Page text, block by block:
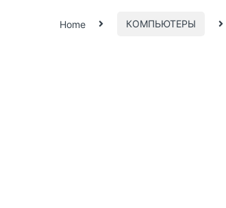
Home КОМПЬЮТЕРЫ